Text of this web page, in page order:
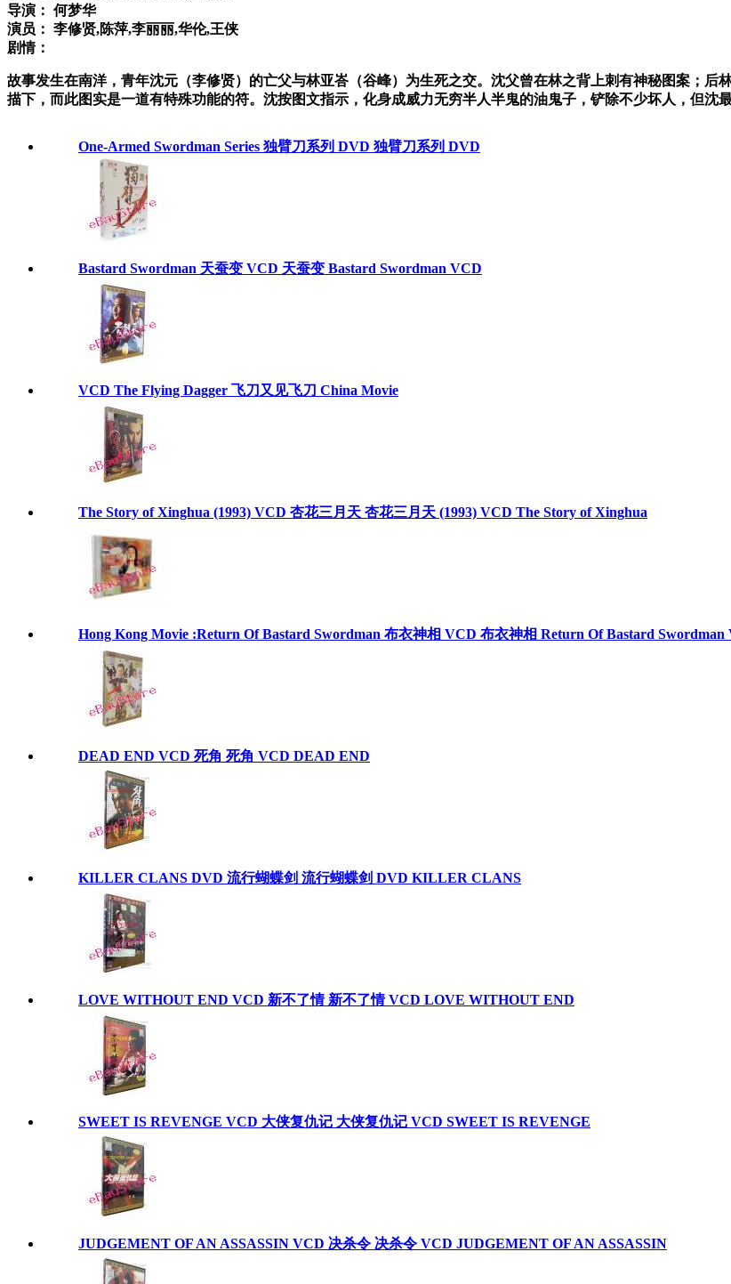
导演： 何梦华
演员： 李修贤,陈萍,李丽丽,华伦,王侠
剧情：
故事发生在南洋，青年沈元（李修贤）的亡父与林亚峇（谷峰）为生死之交。沈父曾在林之背上刺有神秘图案；
描下，而此图实是一道有特殊功能的符。沈按图文指示，化身成威力无穷半人半鬼的油鬼子，铲除不少坏人，但沈
One-Armed Swordman Series 独臂刀系列 DVD 独臂刀系列 DVD
Bastard Swordman 天蚕变 VCD 天蚕变 Bastard Swordman VCD
VCD The Flying Dagger 飞刀又见飞刀 China Movie
The Story of Xinghua (1993) VCD 杏花三月天 杏花三月天 (1993) VCD The Story of Xinghua
Hong Kong Movie :Return Of Bastard Swordman 布衣神相 VCD 布衣神相 Return Of Bastard Swordman
DEAD END VCD 死角 死角 VCD DEAD END
KILLER CLANS DVD 流行蝴蝶剑 流行蝴蝶剑 DVD KILLER CLANS
LOVE WITHOUT END VCD 新不了情 新不了情 VCD LOVE WITHOUT END
SWEET IS REVENGE VCD 大侠复仇记 大侠复仇记 VCD SWEET IS REVENGE
JUDGEMENT OF AN ASSASSIN VCD 决杀令 决杀令 VCD JUDGEMENT OF AN ASSASSIN